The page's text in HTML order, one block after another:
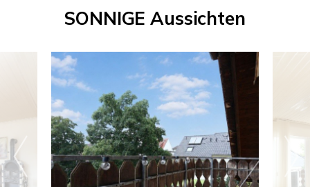
SONNIGE Aussichten